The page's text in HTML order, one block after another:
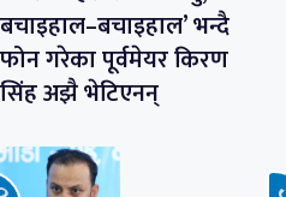
बचाइहाल–बचाइहाल’ भन्दै
फोन गरेका पूर्वमेयर किरण
सिंह अझै भेटिएनन्